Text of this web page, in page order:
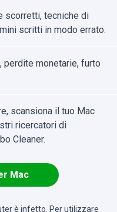
scorretti, tecniche di
scritti in modo errato.
monetarie, furto
scansiona il tuo Mac
ricercatori di
Cleaner.
Mac
è infetto. Per utilizzare